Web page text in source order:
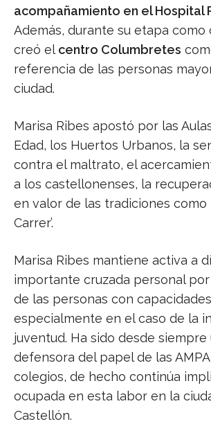
acompañamiento en el Hospital
Además, durante su etapa como
creó el centro Columbretes
referencia de las personas
ciudad.
Marisa Ribes apostó por las
Edad, los Huertos Urbanos, la
contra el maltrato, el
a los castellonenses, la
en valor de las tradiciones como
Carrer’.
Marisa Ribes mantiene activa a
importante cruzada personal
de las personas con
especialmente en el caso de la
juventud. Ha sido desde siempre
defensora del papel de las
colegios, de hecho continúa
ocupada en esta labor en la
Castellón.